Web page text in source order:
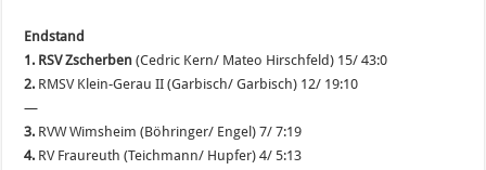
Endstand
1. RSV Zscherben (Cedric Kern/ Mateo Hirschfeld) 15/ 43:0
2. RMSV Klein-Gerau II (Garbisch/ Garbisch) 12/ 19:10
—
3. RVW Wimsheim (Böhringer/ Engel) 7/ 7:19
4. RV Fraureuth (Teichmann/ Hupfer) 4/ 5:13